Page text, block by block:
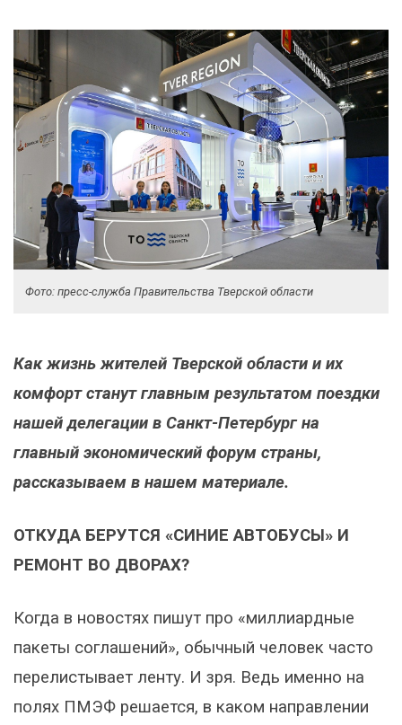
Фото: пресс-служба Правительства Тверской области
Как жизнь жителей Тверской области и их
комфорт станут главным результатом поездки
нашей делегации в Санкт-Петербург на
главный экономический форум страны,
рассказываем в нашем материале.
ОТКУДA БЕРУТСЯ «СИНИЕ АВТОБУСЫ» И
РЕМОНТ ВО ДВОРАХ?
Когда в новостях пишут про «миллиардные
пакеты соглашений», обычный человек часто
перелистывает ленту. И зря. Ведь именно на
полях ПМЭФ решается, в каком направлении